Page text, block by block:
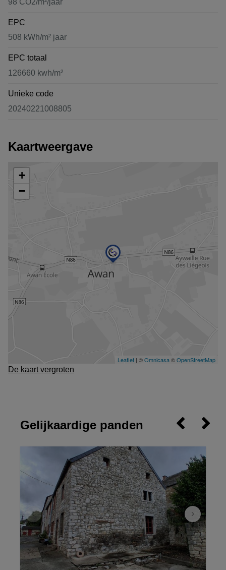
EPC
508 kWh/m² jaar
EPC totaal
126660 kwh/m²
Unieke code
20240221008805
Kaartweergave
De kaart vergroten
Gelijkaardige panden